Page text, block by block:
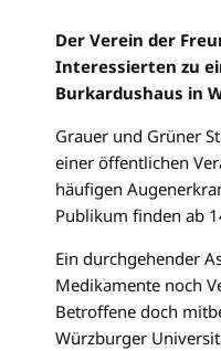
Der Verein der
Interessierten zu
Burkardushaus in
Grauer und Grüner
einer öffentlichen
häufigen
Publikum finden ab
Ein durchgehender
Medikamente noch
Betroffene doch
Würzburger